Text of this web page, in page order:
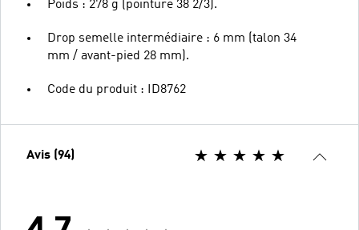
Poids : 278 g (pointure 38 2/3).
Drop semelle intermédiaire : 6 mm (talon 34
mm / avant-pied 28 mm).
Code du produit : ID8762
Avis (94)